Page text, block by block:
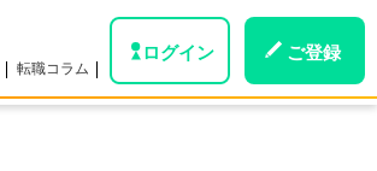
転職コラム
ログイン ご登録